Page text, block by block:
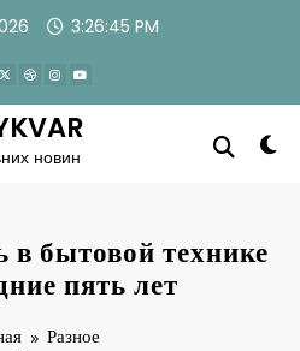
3:26:46 PM
новин
в бытовой технике
пять лет
Разное